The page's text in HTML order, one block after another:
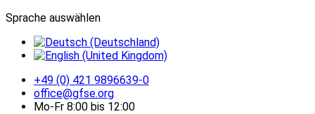
Sprache auswählen
+49 (0) 421 9896639-0
office@gfse.org
Mo-Fr 8:00 bis 12:00